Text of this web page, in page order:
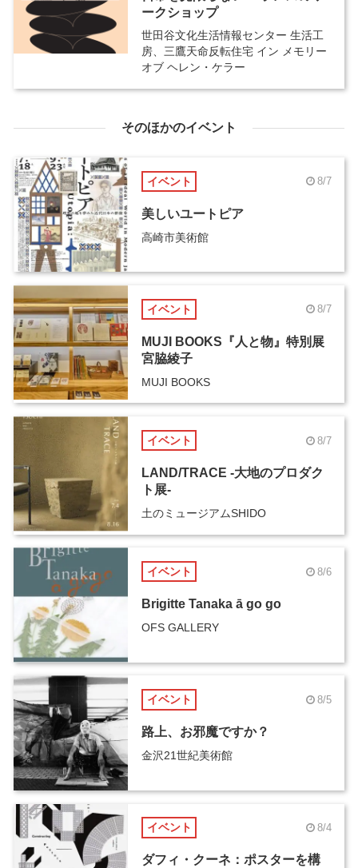
ークショップ
世田谷文化生活情報センター 生活工
房、三鷹天命反転住宅 イン メモリー
オブ ヘレン・ケラー
そのほかのイベント
イベント 8/7
美しいユートピア
高崎市美術館
イベント 8/7
MUJI BOOKS『人と物』特別展
宮脇綾子
MUJI BOOKS
イベント 8/7
LAND/TRACE -大地のプロダク
ト展-
土のミュージアムSHIDO
イベント 8/6
Brigitte Tanaka ā go go
OFS GALLERY
イベント 8/5
路上、お邪魔ですか？
金沢21世紀美術館
イベント 8/4
ダフィ・クーネ：ポスターを構